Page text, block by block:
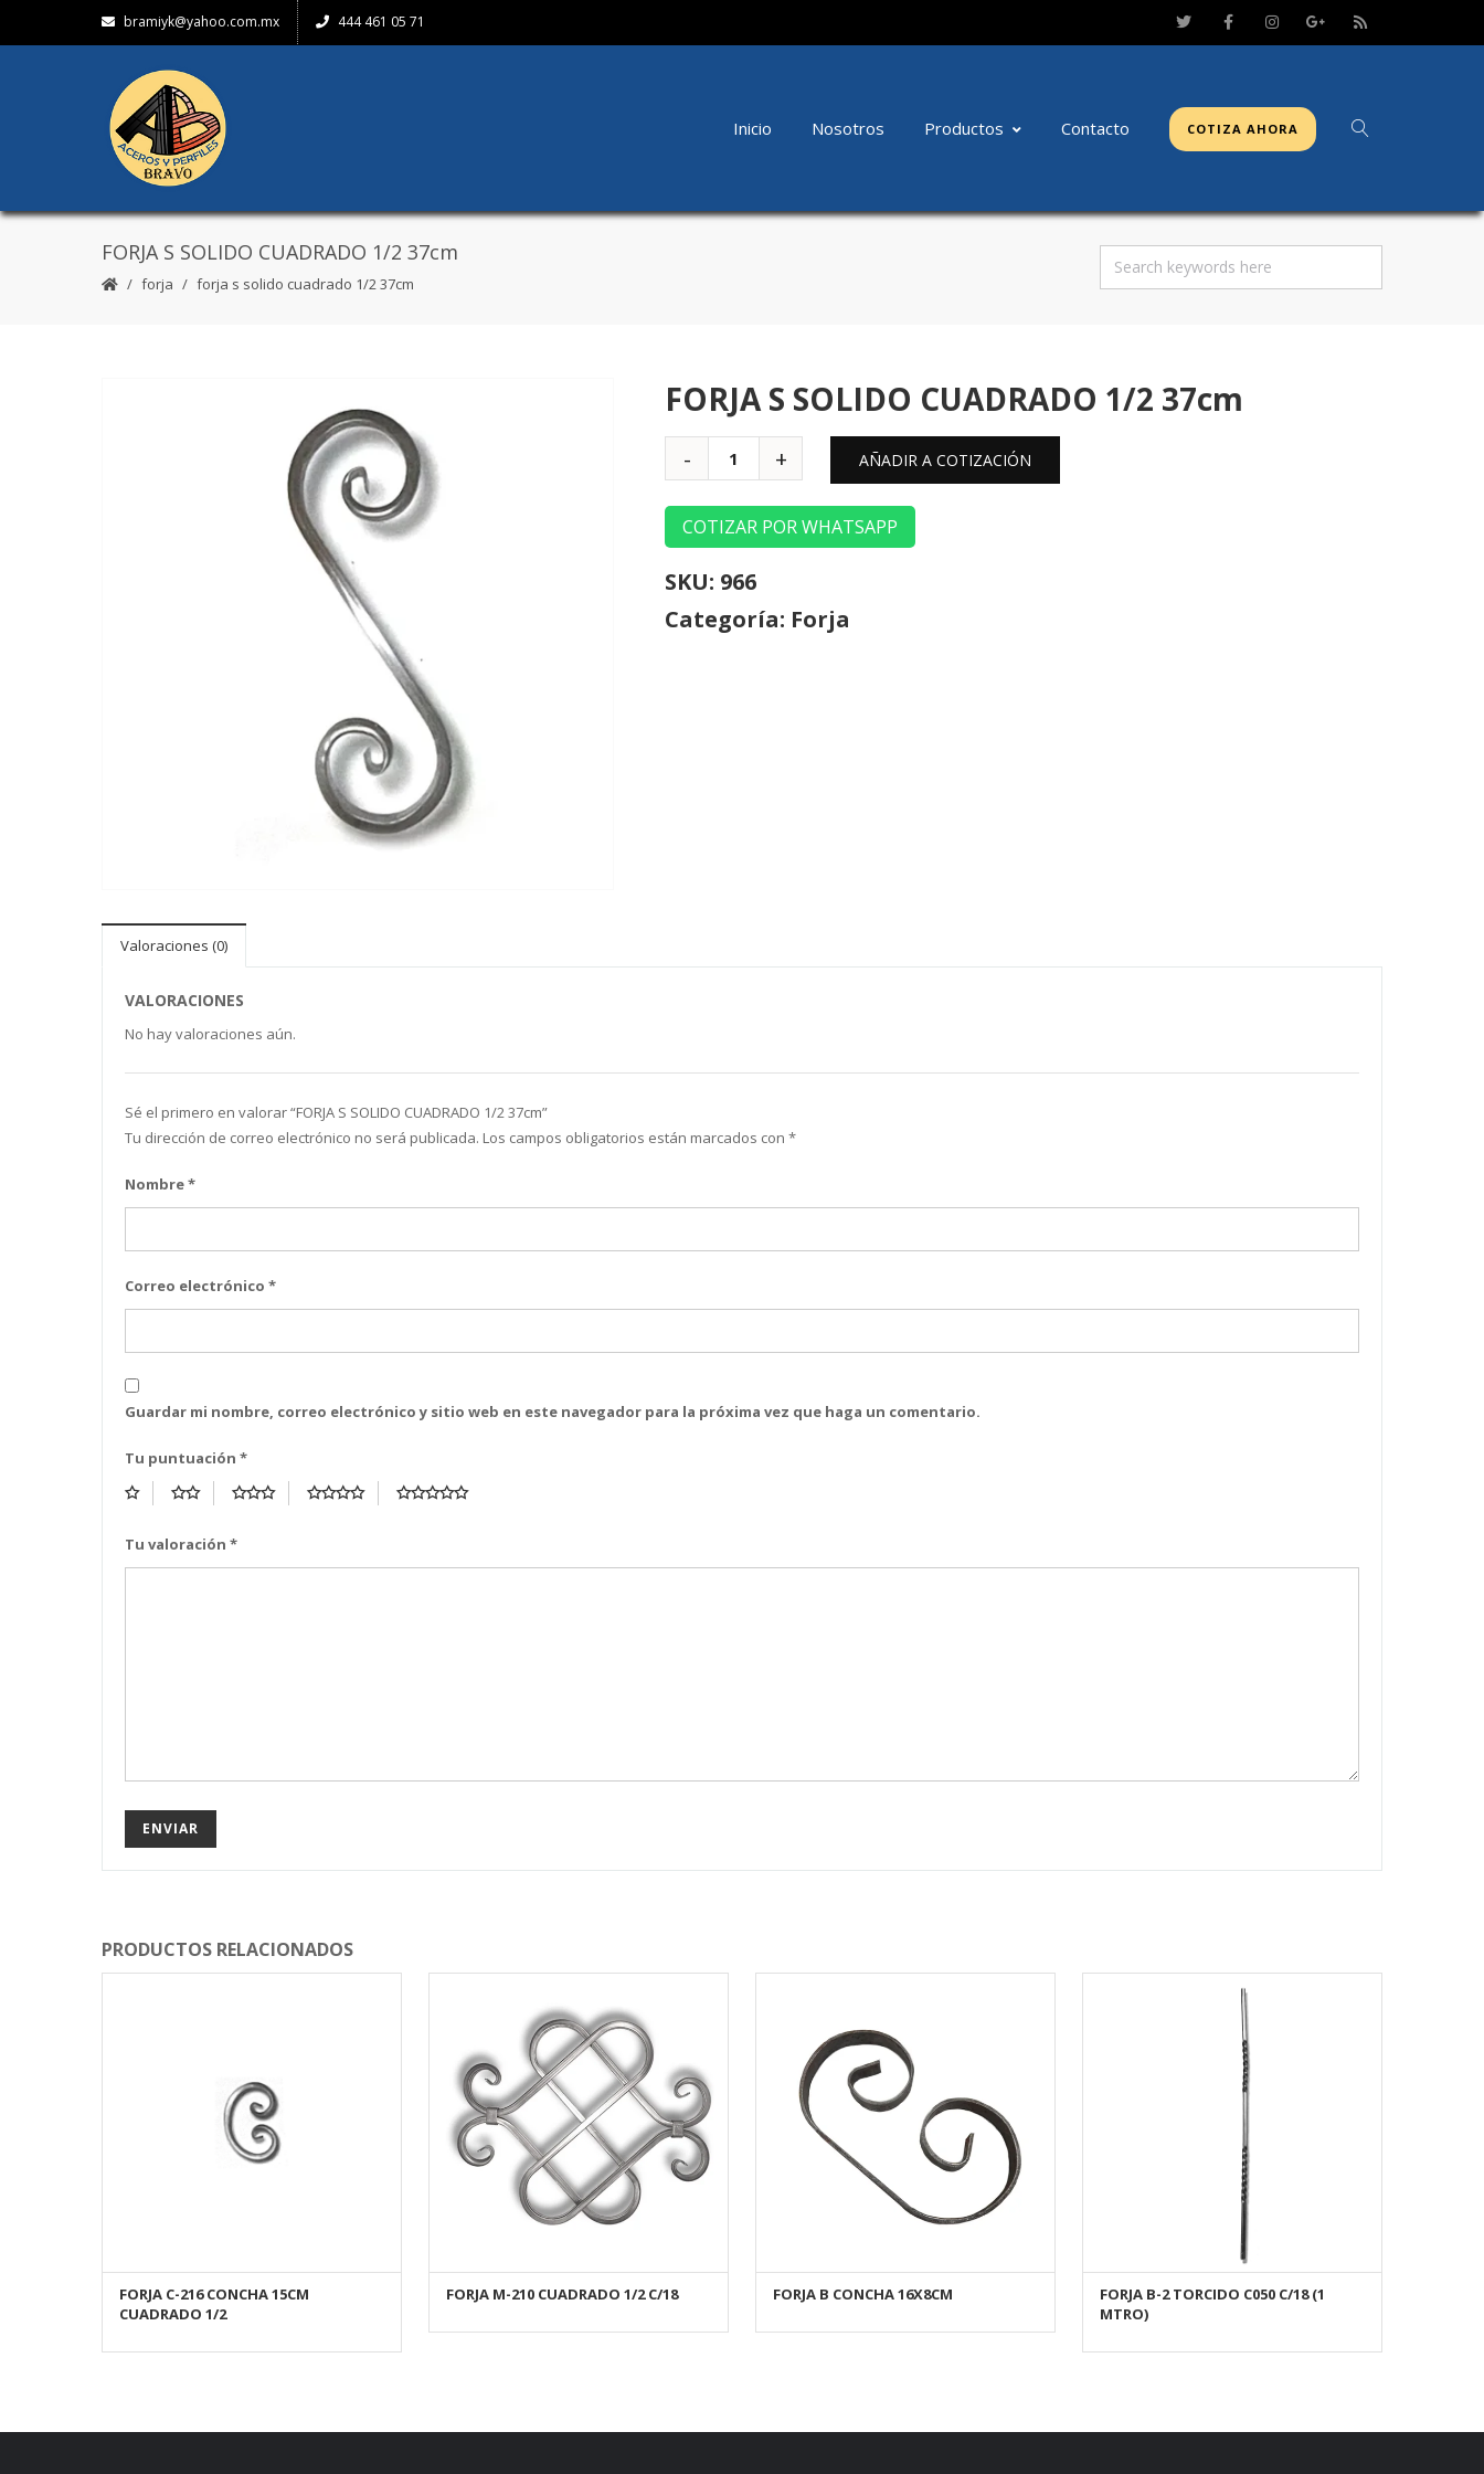
bramiyk@yahoo.com.mx 444 461 05 71
Inicio Nosotros Productos Contacto COTIZA AHORA
FORJA S SOLIDO CUADRADO 1/2 37cm
forja forja s solido cuadrado 1/2 37cm
FORJA S SOLIDO CUADRADO 1/2 37cm
AÑADIR A COTIZACIÓN
COTIZAR POR WHATSAPP
SKU: 966
Categoría: Forja
Valoraciones (0)
VALORACIONES
No hay valoraciones aún.
Sé el primero en valorar “FORJA S SOLIDO CUADRADO 1/2 37cm”
Tu dirección de correo electrónico no será publicada. Los campos obligatorios están marcados con *
Nombre*
Correo electrónico *
Guardar mi nombre, correo electrónico y sitio web en este navegador para la próxima vez que haga un comentario.
Tu puntuación *
Tu valoración *
PRODUCTOS RELACIONADOS
AÑADIR AL CARRITO
FORJA C-216 CONCHA 15CM
CUADRADO 1/2
AÑADIR AL CARRITO
FORJA M-210 CUADRADO 1/2 C/18 AÑADIR AL CARRITO
FORJA B CONCHA 16X8CM AÑADIR AL CARRITO
FORJA B-2 TORCIDO C050 C/18 (1
MTRO)